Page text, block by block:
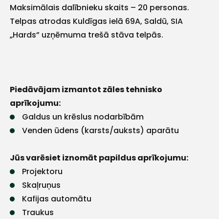
Maksimālais dalībnieku skaits – 20 personas.
Telpas atrodas Kuldīgas ielā 69A, Saldū, SIA
„Hards” uzņēmuma trešā stāva telpās.
Piedāvājam izmantot zāles tehnisko
aprīkojumu:
Galdus un krēslus nodarbībām
Venden ūdens (karsts/auksts) aparātu
Jūs varēsiet iznomāt papildus aprīkojumu:
Projektoru
Skaļruņus
Kafijas automātu
Traukus